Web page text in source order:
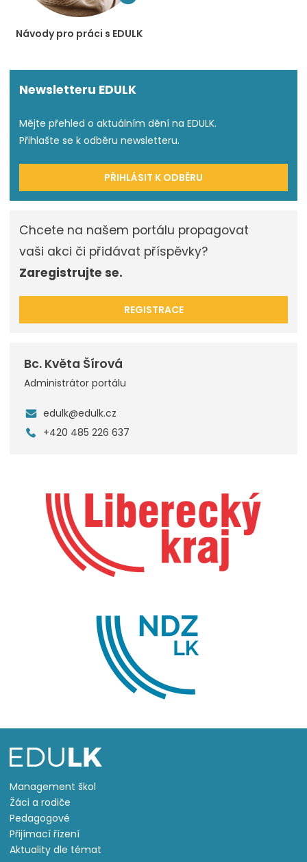
Návody pro práci s EDULK
Newsletteru EDULK
Mějte přehled o aktuálním dění na EDULK.
Přihlašte se k odběru newsletteru.
PŘIHLÁSIT K ODBĚRU
Chcete na našem portálu propagovat
vaši akci či přidávat příspěvky?
Zaregistrujte se.
REGISTRACE
Bc. Květa Šírová
Administrátor portálu
edulk@edulk.cz
+420 485 226 637
Management škol
Žáci a rodiče
Pedagogové
Přijímací řízení
Aktuality dle témat